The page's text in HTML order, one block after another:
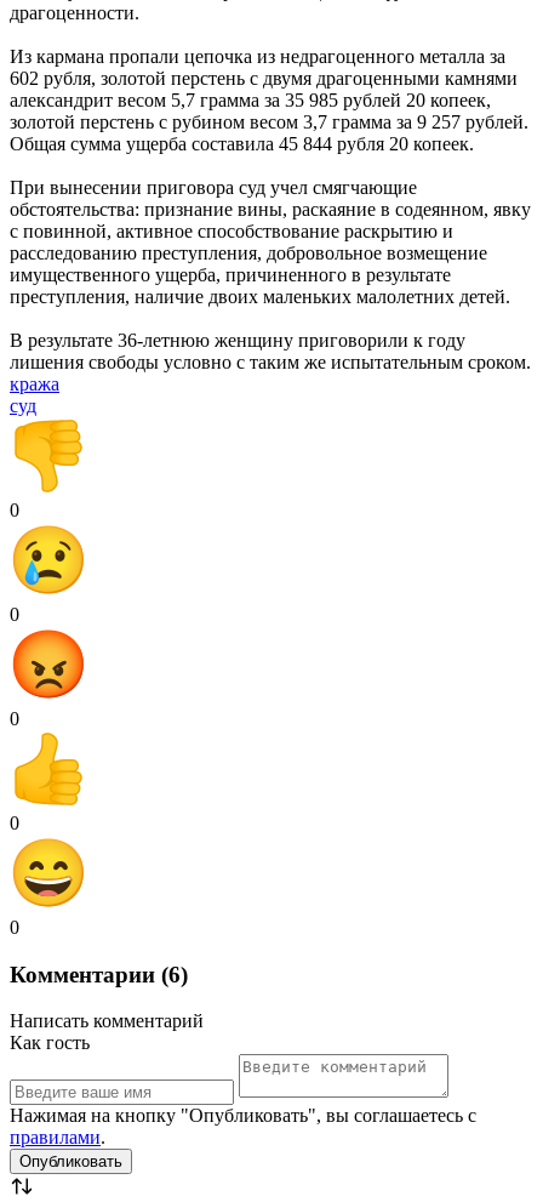
драгоценности.
Из кармана пропали цепочка из недрагоценного металла за
602 рубля, золотой перстень с двумя драгоценными камнями
александрит весом 5,7 грамма за 35 985 рублей 20 копеек,
золотой перстень с рубином весом 3,7 грамма за 9 257 рублей.
Общая сумма ущерба составила 45 844 рубля 20 копеек.
При вынесении приговора суд учел смягчающие
обстоятельства: признание вины, раскаяние в содеянном, явку
с повинной, активное способствование раскрытию и
расследованию преступления, добровольное возмещение
имущественного ущерба, причиненного в результате
преступления, наличие двоих маленьких малолетних детей.
В результате 36-летнюю женщину приговорили к году
лишения свободы условно с таким же испытательным сроком.
кража
суд
0
0
0
0
0
Комментарии (6)
Написать комментарий
Как гость
Нажимая на кнопку "Опубликовать", вы соглашаетесь с
правилами.